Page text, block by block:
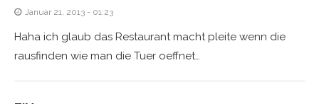
Januar 21, 2013 - 01:23
Haha ich glaub das Restaurant macht pleite wenn die
rausfinden wie man die Tuer oeffnet…